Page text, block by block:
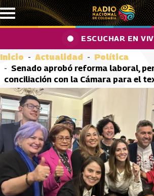
Pasar al contenido principal
ESCUCHAR EN
Inicio Actualidad
Política
Senado aprobó reforma laboral,
conciliación con la Cámara para el